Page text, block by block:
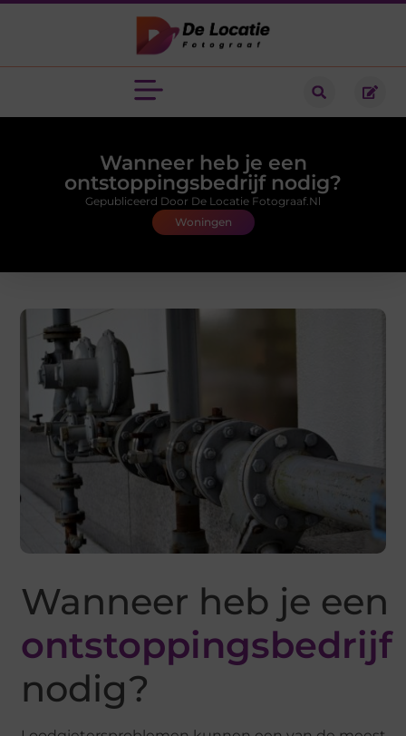
Wanneer heb je een
ontstoppingsbedrijf nodig?
Woningen
Gepubliceerd Door De Locatie Fotograaf.nl
Wanneer heb je een
ontstoppingsbedrijf
nodig?